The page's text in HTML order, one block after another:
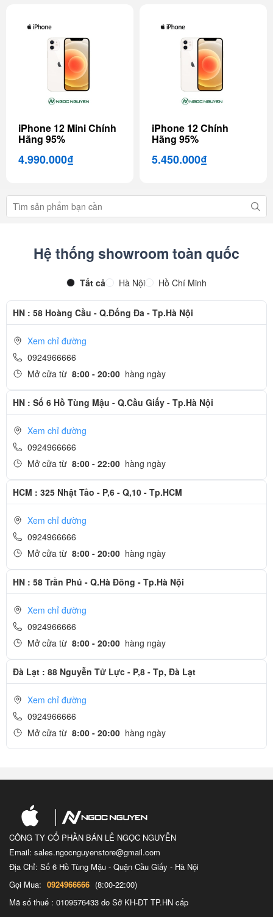
iPhone 12 Mini Chính
Hãng 95%
4.990.000₫
iPhone 12 Chính
Hãng 95%
5.450.000₫
Hệ thống showroom toàn quốc
Tất cả Hà Nội Hồ Chí Minh
HN : 58 Hoàng Cầu - Q.Đống Đa - Tp.Hà Nội
Xem chỉ đường
0924966666
Mở cửa từ 8:00 - 20:00 hàng ngày
HN : Số 6 Hồ Tùng Mậu - Q.Cầu Giấy - Tp.Hà Nội
Xem chỉ đường
0924966666
Mở cửa từ 8:00 - 22:00 hàng ngày
HCM : 325 Nhật Tảo - P,6 - Q,10 - Tp.HCM
Xem chỉ đường
0924966666
Mở cửa từ 8:00 - 20:00 hàng ngày
HN : 58 Trần Phú - Q.Hà Đông - Tp.Hà Nội
Xem chỉ đường
0924966666
Mở cửa từ 8:00 - 20:00 hàng ngày
Đà Lạt : 88 Nguyễn Tử Lực - P,8 - Tp, Đà Lạt
Xem chỉ đường
0924966666
Mở cửa từ 8:00 - 20:00 hàng ngày
CÔNG TY CỔ PHẦN BÁN LẺ NGỌC NGUYỄN
Email: sales.ngocnguyenstore@gmail.com
Địa Chỉ: Số 6 Hồ Tùng Mậu - Quận Cầu Giấy - Hà Nội
Gọi Mua: 0924966666 (8:00-22:00)
Mã số thuế : 0109576433 do Sở KH-ĐT TP.HN cấp